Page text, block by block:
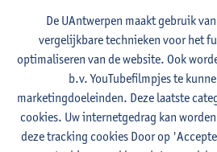
Contact
Stadscampus
Toon e-mailadres
De UAntwerpen maakt gebruik
vergelijkbare technieken voor het
optimaliseren van de website. Ook
b.v. YouTubefilmpjes te
marketingdoeleinden. Deze laatste
cookies. Uw internetgedrag kan
deze tracking cookies Door op